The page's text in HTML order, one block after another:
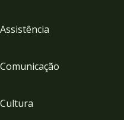
Assistência
Comunicação
Cultura